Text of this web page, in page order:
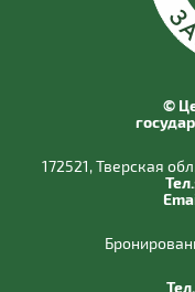
©
172521, Тверская